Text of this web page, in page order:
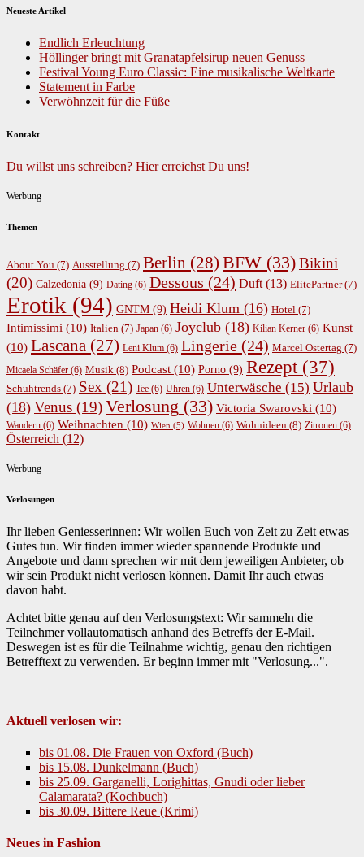
Neueste Artikel
Endlich Erleuchtung
Höllinger bringt mit Granatapfelsirup neuen Genuss
Festival Young Euro Classic: Eine musikalische Weltkarte
Statement in Farbe
Verwöhnzeit für die Füße
Kontakt
Du willst uns schreiben? Hier erreichst Du uns!
Werbung
Themen
About You (7) Ausstellung (7) Berlin (28) BFW (33)Bikini
(20) Calzedonia (9) Dating (6) Dessous (24) Duft (13) ElitePartner(7)
Erotik (94) GNTM (9) Heidi Klum (16) Hotel (7)
Intimissimi (10) Italien (7) Japan (6) Joyclub (18) Kilian Kerner (6) Kunst
(10) Lascana (27) Leni Klum (6) Lingerie (24) Marcel Ostertag (7)
Micaela Schäfer (6) Musik (8) Podcast (10) Porno (9) Rezept (37)
Schuhtrends (7) Sex (21) Tee (6) Uhren (6) Unterwäsche (15) Urlaub
(18) Venus (19)Verlosung (33) Victoria Swarovski (10)
Wandern (6) Weihnachten (10) Wien (5) Wohnen (6) Wohnideen (8) Zitronen (6)
Österreich (12)
Werbung
Verlosungen
Ihr lieben Geniesserinnen: Wir wollen Euch von Zeit zu Zeit etwas
Gutes tun. Wir finden immer wieder spannende Produkte und
Angebote und dann sprechen wir mit dem jeweiligen Anbieter, ob
wir sein Produkt nicht verlosen können. Damit Ihr auch etwas
davon habt.
Achtet bitte genau auf den Verlosungstext: Wir sammeln die
Teilnehmer vollautomatisch anhand des Betreffs der E-Mail.
Deswegen ist es für die Teilnahme wichtig, genau den richtigen
Betrefftext zu verwenden. Er beginn immer mit "Verlosung...".
Aktuell verlosen wir:
bis 01.08. Die Frauen von Oxford (Buch)
bis 15.08. Dunkelmann (Buch)
bis 25.09. Garganelli, Lorighittas, Gnudi oder lieber
Calamarata? (Kochbuch)
bis 30.09. Bittere Reue (Krimi)
Neues in Fashion